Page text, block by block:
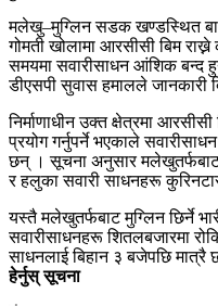
मलेखु–मुग्लिन सडक खण्डस्थित
गोमती खोलामा आरसीसी बिम
समयमा सवारीसाधन आंशिक बन्द
डीएसपी सुवास हमालले जानकारी
निर्माणाधीन उक्त क्षेत्रमा
प्रयोग गर्नुपर्ने भएकाले
छन् । सूचना अनुसार मलेखुतर्फबाट
र हलुका सवारी साधनहरू
यस्तै मलेखुतर्फबाट मुग्लिन छिर्ने
सवारीसाधनहरू शितलबजारमा
साधनलाई बिहान ३ बजेपछि
हेर्नुस् सूचना